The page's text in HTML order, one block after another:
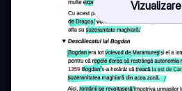
Vizualizare